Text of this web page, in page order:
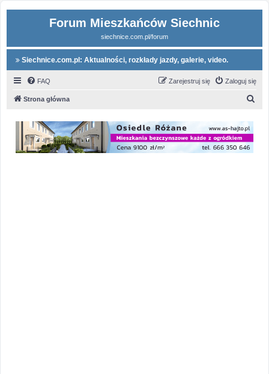
Forum Mieszkańców Siechnic
siechnice.com.pl/forum
Siechnice.com.pl: Aktualności, rozkłady jazdy, galerie, video.
FAQ Zaloguj się
Zarejestruj się
Strona główna